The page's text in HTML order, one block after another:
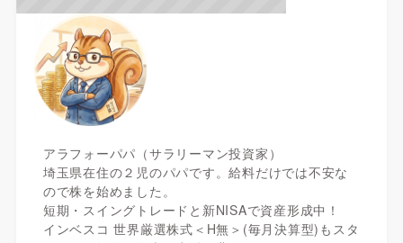
アラフォーパパ（サラリーマン投資家）
埼玉県在住の２児のパパです。給料だけでは不安な
ので株を始めました。
短期・スイングトレードと新NISAで資産形成中！
インベスコ 世界厳選株式＜H無＞(毎月決算型)もスタ